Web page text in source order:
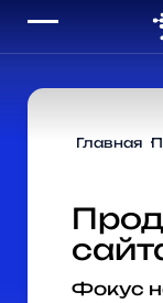
Главная
Фокус